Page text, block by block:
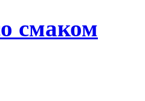
смаком